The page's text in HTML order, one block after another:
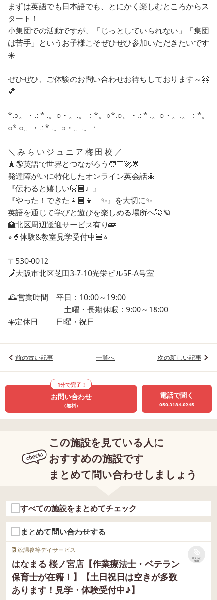
まずは英語でも日本語でも、とにかく楽しむところからス
タート！
小集団での活動ですが、「じっとしていられない」「集団
は苦手」というお子様こそぜひぜひ参加いただきたいです
☀️
ぜひぜひ、ご体験のお問い合わせお待ちしております～🤗
💕
*.○。・.: * .。○・。.。：*。○*.○。・.: * .。○・。.。：*。
○*.○。・.: * .。○・。.。：
＼ み ら い ジ ュ ニ ア 梅 田 校 ／
🗼🌎英語で世界とつながろう🧑🏻‍🚀🌟
発達障がいに特化したオンライン英会話🌼
『伝わると嬉しい👐🏼♩』
『やった！できた👧🏼👦🏼✨』を大切に✨
英語を通じて学びと遊びを楽しめる場所へ🚀🪐
🏫北区周辺送迎サービス有り🚌
⭐︎🥤体験&教室見学受付中🍔⭐︎
〒530-0012
🗾大阪市北区芝田3-7-10光栄ビル5F-A号室
🕰️営業時間 平日：10:00～19:00
土曜・長期休暇：9:00～18:00
☀️定休日 日曜・祝日
前の古い記事 一覧へ 次の新しい記事
1分で完了！
お問い合わせ
（無料）
電話で聞く
050-3184-0245
この施設を見ている人に
おすすめの施設です
まとめて問い合わせしましょう
すべての施設をまとめてチェック
まとめて問い合わせする
放課後等デイサービス
はなまる 桜ノ宮店【作業療法士・ベテラン
保育士が在籍！】【土日祝日は空きが多数
あります！見学・体験受付中♪】
リストに
保存